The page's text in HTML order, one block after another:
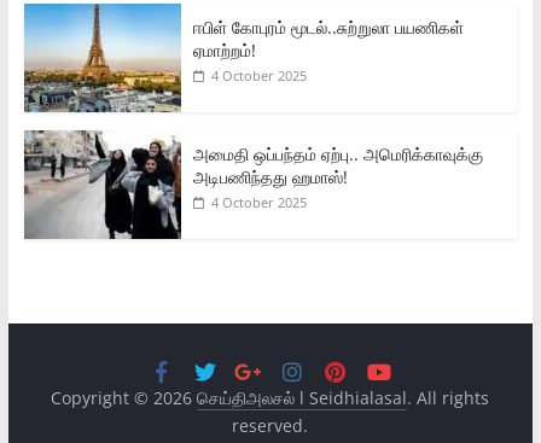
ஈபிள் கோபுரம் மூடல்..சுற்றுலா பயணிகள்
ஏமாற்றம்!
4 October 2025
அமைதி ஒப்பந்தம் ஏற்பு.. அமெரிக்காவுக்கு
அடிபணிந்தது ஹமாஸ்!
4 October 2025
Copyright © 2026செய்திஅலசல் l Seidhialasal. All rights
reserved.